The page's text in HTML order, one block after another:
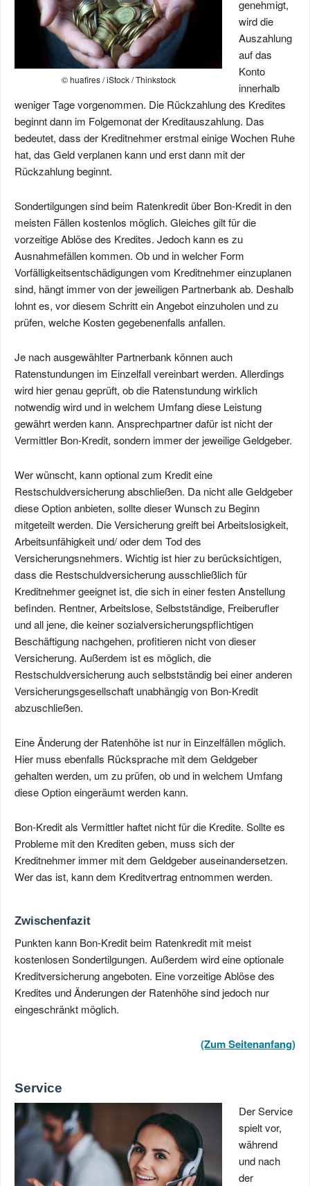
© huafires / iStock / Thinkstock
genehmigt,
wird die
Auszahlung
auf das
Konto
innerhalb
weniger Tage vorgenommen. Die Rückzahlung des Kredites
beginnt dann im Folgemonat der Kreditauszahlung. Das
bedeutet, dass der Kreditnehmer erstmal einige Wochen Ruhe
hat, das Geld verplanen kann und erst dann mit der
Rückzahlung beginnt.
Sondertilgungen sind beim Ratenkredit über Bon-Kredit in den
meisten Fällen kostenlos möglich. Gleiches gilt für die
vorzeitige Ablöse des Kredites. Jedoch kann es zu
Ausnahmefällen kommen. Ob und in welcher Form
Vorfälligkeitsentschädigungen vom Kreditnehmer einzuplanen
sind, hängt immer von der jeweiligen Partnerbank ab. Deshalb
lohnt es, vor diesem Schritt ein Angebot einzuholen und zu
prüfen, welche Kosten gegebenenfalls anfallen.
Je nach ausgewählter Partnerbank können auch
Ratenstundungen im Einzelfall vereinbart werden. Allerdings
wird hier genau geprüft, ob die Ratenstundung wirklich
notwendig wird und in welchem Umfang diese Leistung
gewährt werden kann. Ansprechpartner dafür ist nicht der
Vermittler Bon-Kredit, sondern immer der jeweilige Geldgeber.
Wer wünscht, kann optional zum Kredit eine
Restschuldversicherung abschließen. Da nicht alle Geldgeber
diese Option anbieten, sollte dieser Wunsch zu Beginn
mitgeteilt werden. Die Versicherung greift bei Arbeitslosigkeit,
Arbeitsunfähigkeit und/ oder dem Tod des
Versicherungsnehmers. Wichtig ist hier zu berücksichtigen,
dass die Restschuldversicherung ausschließlich für
Kreditnehmer geeignet ist, die sich in einer festen Anstellung
befinden. Rentner, Arbeitslose, Selbstständige, Freiberufler
und all jene, die keiner sozialversicherungspflichtigen
Beschäftigung nachgehen, profitieren nicht von dieser
Versicherung. Außerdem ist es möglich, die
Restschuldversicherung auch selbstständig bei einer anderen
Versicherungsgesellschaft unabhängig von Bon-Kredit
abzuschließen.
Eine Änderung der Ratenhöhe ist nur in Einzelfällen möglich.
Hier muss ebenfalls Rücksprache mit dem Geldgeber
gehalten werden, um zu prüfen, ob und in welchem Umfang
diese Option eingeräumt werden kann.
Bon-Kredit als Vermittler haftet nicht für die Kredite. Sollte es
Probleme mit den Krediten geben, muss sich der
Kreditnehmer immer mit dem Geldgeber auseinandersetzen.
Wer das ist, kann dem Kreditvertrag entnommen werden.
Zwischenfazit
Punkten kann Bon-Kredit beim Ratenkredit mit meist
kostenlosen Sondertilgungen. Außerdem wird eine optionale
Kreditversicherung angeboten. Eine vorzeitige Ablöse des
Kredites und Änderungen der Ratenhöhe sind jedoch nur
eingeschränkt möglich.
(Zum Seitenanfang)
Service
Der Service
spielt vor,
während
und nach
der